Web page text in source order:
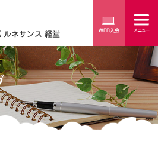
ルネサンス 経堂